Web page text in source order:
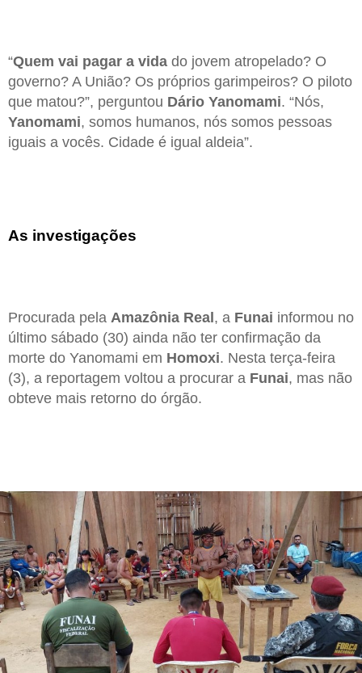
“Quem vai pagar a vida do jovem atropelado? O
governo? A União? Os próprios garimpeiros? O piloto
que matou?”, perguntou Dário Yanomami. “Nós,
Yanomami, somos humanos, nós somos pessoas
iguais a vocês. Cidade é igual aldeia”.
As investigações
Procurada pela Amazônia Real , a Funai informou no
último sábado (30) ainda não ter confirmação da
morte do Yanomami em Homoxi. Nesta terça-feira
(3), a reportagem voltou a procurar a Funai, mas não
obteve mais retorno do órgão.